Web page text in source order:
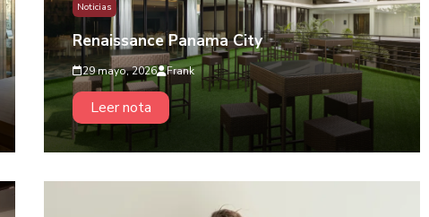
Noticias
Renaissance Panama City
29 mayo, 2026 Frank
Leer nota